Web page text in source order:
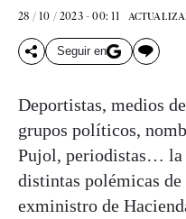
28 / 10 / 2023 - 00: 11
Seguir en
Deportistas, medios
grupos políticos,
Pujol, periodistas… la
distintas polémicas de
exministro de